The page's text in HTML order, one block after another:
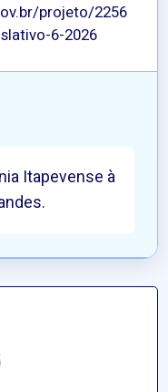
projeto/2256
6-2026
Itapevense à